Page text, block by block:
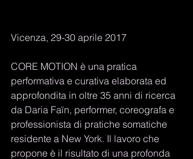
Vicenza, 29-30 aprile 2017
CORE MOTION è una pratica
performativa e curativa elaborata ed
approfondita in oltre 35 anni di ricerca
da Daria Faïn, performer, coreografa e
professionista di pratiche somatiche
residente a New York. Il lavoro che
propone è il risultato di una profonda